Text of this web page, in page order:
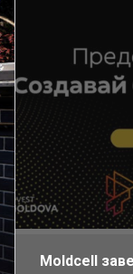
Moldcell